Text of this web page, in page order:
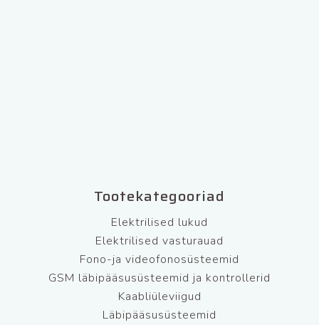
Tootekategooriad
Elektrilised lukud
Elektrilised vasturauad
Fono-ja videofonosüsteemid
GSM läbipääsusüsteemid ja kontrollerid
Kaabliüleviigud
Läbipääsusüsteemid